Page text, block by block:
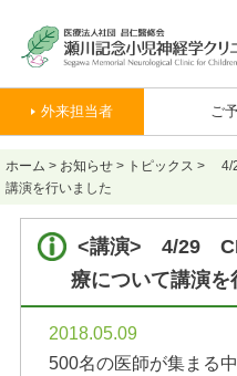
外来担当者 ご
ホーム > お知らせ > トピックス >
4/
講演を行いました
<講演> 4/29
療について講演を
2018.05.09
500名の医師が集まる